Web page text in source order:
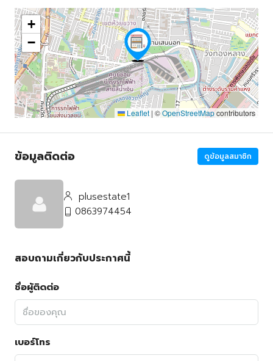
+
−
Leaflet | ©OpenStreetMapcontributors
ข้อมูลติดต่อ ดูข้อมูลสมาชิก
plusestate1
0863974454
สอบถามเกี่ยวกับประกาศนี้
ชื่อผู้ติดต่อ
เบอร์โทร